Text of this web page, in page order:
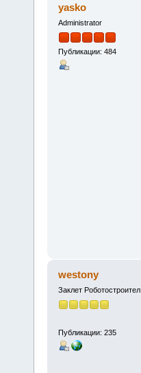
yasko
Administrator
Публикации: 484
westony
Заклет Роботостроител
Публикации: 235